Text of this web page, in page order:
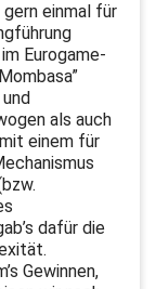
einmal für
Eurogame-
als auch
einem für
dafür die
Gewinnen,